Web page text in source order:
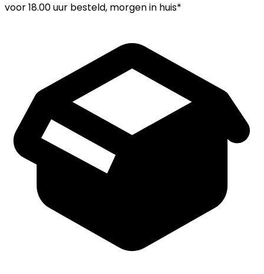
voor18.00 uur besteld, morgen in huis*